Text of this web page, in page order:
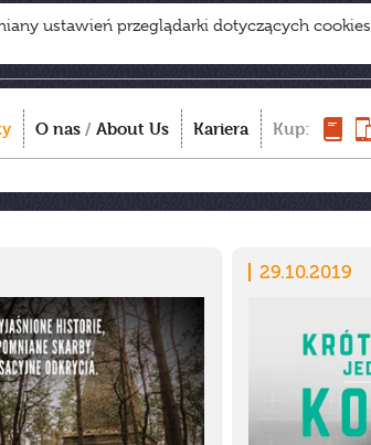
ustawień przeglądarki dotyczących cookies
O nas / About Us Kariera Kup:
29.10.2019